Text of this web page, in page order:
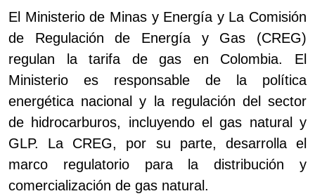
El Ministerio de Minas y Energía y La Comisión
de Regulación de Energía y Gas (CREG)
regulan la tarifa de gas en Colombia. El
Ministerio es responsable de la política
energética nacional y la regulación del sector
de hidrocarburos, incluyendo el gas natural y
GLP. La CREG, por su parte, desarrolla el
marco regulatorio para la distribución y
comercialización de gas natural.